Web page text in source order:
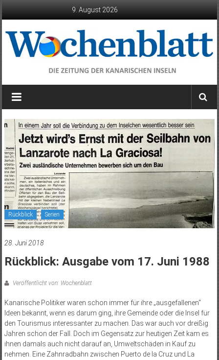
9. August 2026
Wochenblatt
die
der
Kanarischen
Inseln
Rückblick Serien
28. Juni 2018
Rückblick: Ausgabe vom 17. Juni 1988
Veröffentlicht von: Wochenblatt
Kanarische Politiker waren schon immer für ihre „ausgefallenen“
Ideen bekannt, wenn es darum ging, ihre Gemeinde oder die Insel für
den Tourismus interessanter zu machen. Das war auch vor dreißig
Jahren schon der Fall. Doch im Gegensatz zur heutigen Zeit kam es
ihnen damals auch nicht darauf an, Umweltschäden in Kauf zu
nehmen. Eine Zahnradbahn zwischen Puerto de la Cruz und La